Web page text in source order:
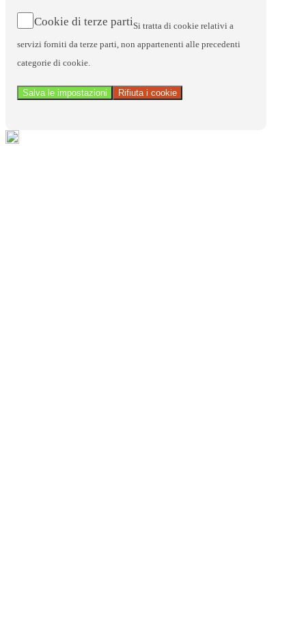
Cookie di terze parti Si tratta di cookie relativi a
servizi forniti da terze parti, non appartenenti alle precedenti
categorie di cookie.
Salva le impostazioni Rifiuta i cookie